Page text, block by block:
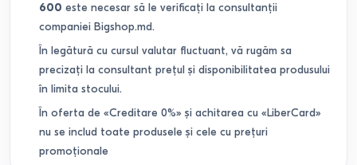
600 este necesar să le verificați la consultanții
companiei Bigshop.md.
În legătură cu cursul valutar fluctuant, vă rugăm sa
precizați la consultant prețul și disponibilitatea produsului
în limita stocului.
În oferta de «Creditare 0%» și achitarea cu «LiberCard»
nu se includ toate produsele și cele cu prețuri
promoționale